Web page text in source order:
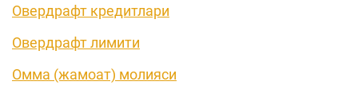
Овердрафт кредитлари
Овердрафт лимити
Омма (жамоат) молияси